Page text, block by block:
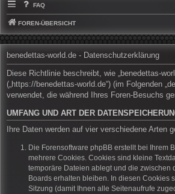
FAQ
FOREN-ÜBERSICHT
benedettas-world.de - Datenschutzerklärung
Diese Richtlinie beschreibt, wie „benedettas-
(„https://benedettas-world.de“) (im Folgenden
verwendet, die während Ihres Foren-Besuchs
UMFANG UND ART DER
Ihre Daten werden auf vier verschiedene Arten
Die Forensoftware phpBB erstellt bei Ihrem
mehrere Cookies. Cookies sind kleine
temporäre Dateien ablegt und die zwischen
Boards erhalten bleiben. In diesen Cookies
Sitzung (damit Ihnen alle Seitenaufrufe